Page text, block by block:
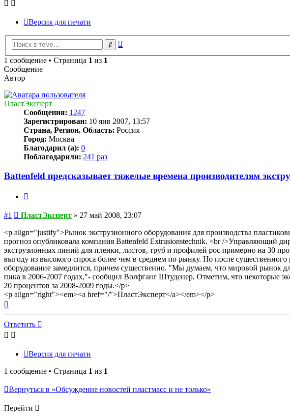
Версия для печати
Поиск
1 сообщение • Страница 1 из 1
Сообщение
Автор
ПластЭксперт
Сообщения: 1247
Зарегистрирован: 10 янв 2007, 13:57
Страна, Регион, Область: Россия
Город: Москва
Благодарил (а): 0
Поблагодарили: 241 раз
Battenfeld предсказывает тяжелые времена производителям
#1 Сообщение
ПластЭксперт » 27 май 2008, 23:07
<p align="justify">Рынок экструзионного оборудования для производства
прогноз опубликовала компания Battenfeld Extrusionstechnik. <br />Управляющий
экструзионных линий для пленки, листов, труб и профилей рос примерно на 30
выгоду из высокого спроса более чем в среднем по рынку. Но после
оборудование замедлится, причем существенно. "Мы думаем, что мировой рынок
пика в 2006-2007 годах,"- сообщил Волфганг Штуденер. Отметим, что некоторые
20 процентов за 2008-2009 годы.</p>
<p align="right"><em><a href="/">ПластЭксперт</a></em></p>
началу
Ответить
Версия для печати
1 сообщение • Страница 1 из 1
Вернуться в «Обсуждение новостей пластмасс и не только»
Перейти